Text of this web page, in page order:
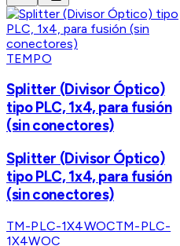
TEMPO
Splitter (Divisor Óptico)
tipo PLC, 1x4, para fusión
(sin conectores)
Splitter (Divisor Óptico)
tipo PLC, 1x4, para fusión
(sin conectores)
TM-PLC-1X4WOCTM-PLC-
1X4WOC